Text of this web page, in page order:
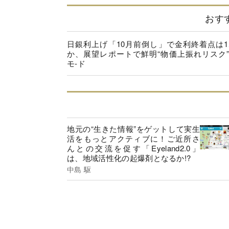
おす
日銀利上げ「10月前倒し」で金利終着点は
か、展望レポートで鮮明“物価上振れリスク
モ-ド
地元の“生きた情報”をゲットして実生
活をもっとアクティブに！ご近所さ
んとの交流を促す「Eyeland2.0」
は、地域活性化の起爆剤となるか!?
中島 駆